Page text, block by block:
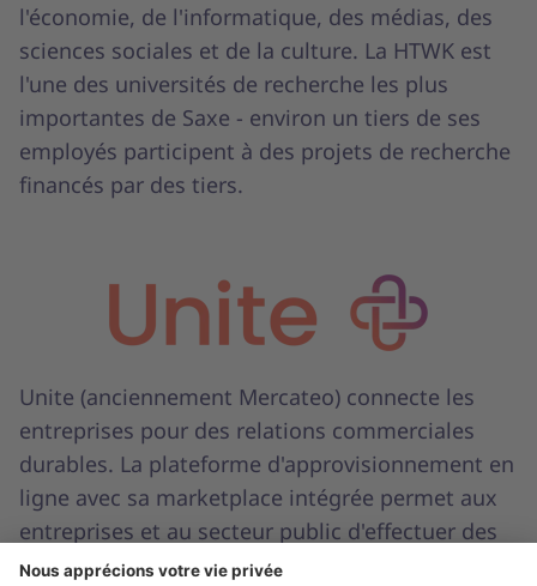
l'économie, de l'informatique, des médias, des
sciences sociales et de la culture. La HTWK est
l'une des universités de recherche les plus
importantes de Saxe - environ un tiers de ses
employés participent à des projets de recherche
financés par des tiers.
Unite (anciennement Mercateo) connecte les
entreprises pour des relations commerciales
durables. La plateforme d'approvisionnement en
ligne avec sa marketplace intégrée permet aux
entreprises et au secteur public d'effectuer des
achats en toute simplicité. La plateforme Unite